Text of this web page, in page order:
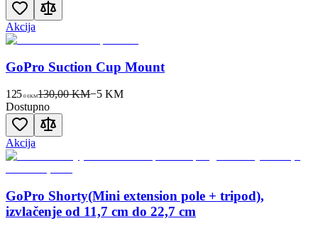
Akcija
GoPro Suction Cup Mount
125 00KM130,00 KM−5 KM
Dostupno
Akcija
GoPro Shorty(Mini extension pole + tripod),
izvlačenje od 11,7 cm do 22,7 cm